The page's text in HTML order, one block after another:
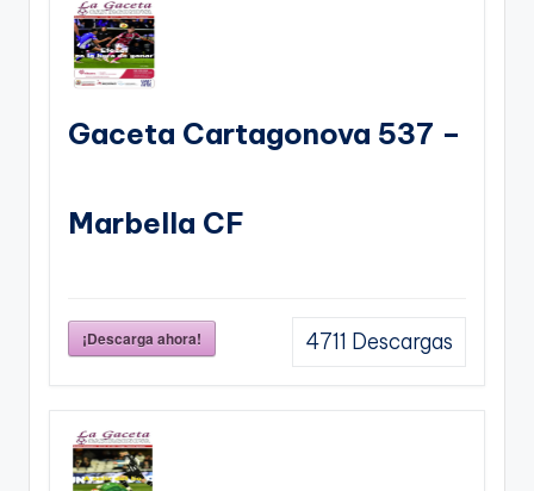
Gaceta Cartagonova 537 –
Marbella CF
¡Descarga ahora! 4711 Descargas